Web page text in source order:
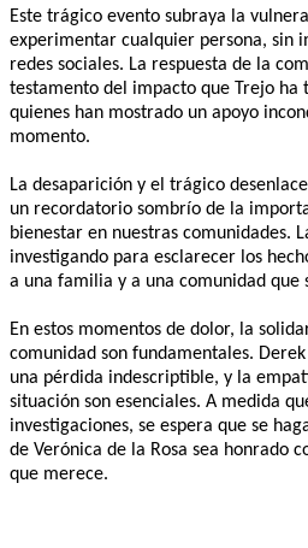
Este trágico evento subraya la
experimentar cualquier persona, sin
redes sociales. La respuesta de la
testamento del impacto que Trejo ha
quienes han mostrado un apoyo
momento.
La desaparición y el trágico
un recordatorio sombrío de la
bienestar en nuestras comunidades.
investigando para esclarecer los
a una familia y a una comunidad que
En estos momentos de dolor, la
comunidad son fundamentales.
una pérdida indescriptible, y la
situación son esenciales. A medida
investigaciones, se espera que se
de Verónica de la Rosa sea honrado
que merece.